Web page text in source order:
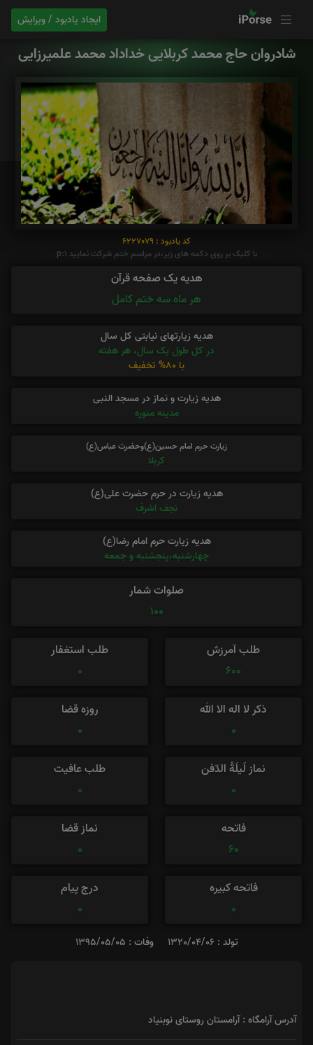
ایجاد یادبود / ویرایش
شادروان حاج محمد کربلایی خداداد محمد علمیرزایی
کد یادبود : 6227079
با کلیک بر روی دکمه های زیر،در مراسم ختم شرکت نمایید p:1
هدیه یک صفحه قرآن
هر ماه سه ختم کامل
هدیه زیارتهای نیابتی کل سال
در کل طول یک سال، هر هفته
با 80% تخفیف
هدیه زیارت و نماز در مسجد النبی
مدینه منوره
زیارت حرم امام حسین(ع)وحضرت عباس(ع)
کربلا
هدیه زیارت در حرم حضرت علی(ع)
نجف اشرف
هدیه زیارت حرم امام رضا(ع)
چهارشنبه،پنجشنبه و جمعه
صلوات شمار
100
طلب آمرزش
600
طلب استغفار
0
ذکر لا اله الا الله
0
روزه قضا
0
نماز لَیلَةُ الدّفن
0
طلب عافیت
0
فاتحه
60
نماز قضا
0
فاتحه کبیره
0
درج پیام
0
تولد : 1320/04/06 وفات : 1395/05/05
آدرس آرامگاه : آرامستان روستای نوبنیاد